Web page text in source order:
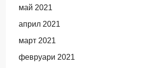
май 2021
април 2021
март 2021
февруари 2021